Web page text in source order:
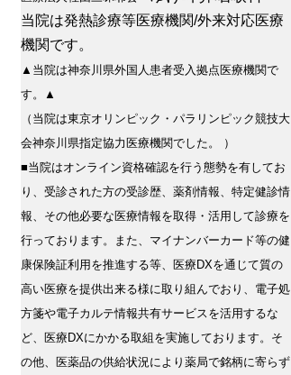
当院は発熱診療等医療機関/外来対応医療
機関です。
▲当院は神奈川県外国人患者受入拠点医療機関で
す。▲
（当院は東京オリンピック・パラリンピック競技大
会神奈川県指定協力医療機関でした。 ）
■当院はオンライン資格確認を行う態勢を有してお
り、受診された方の受診歴、薬剤情報、特定健診情
報、その他必要な医療情報を取得・活用して診療を
行っております。また、マイナンバーカード等の健
康保険証利用を推進する等、医療DXを通じて質の
高い医療を提供出来る様に取り組んでおり、電子処
方箋や電子カルテ情報共有サービスを活用するな
ど、医療DXにかかる取組を実施しております。そ
の他、医薬品の供給状況により薬局で銘柄に寄らず